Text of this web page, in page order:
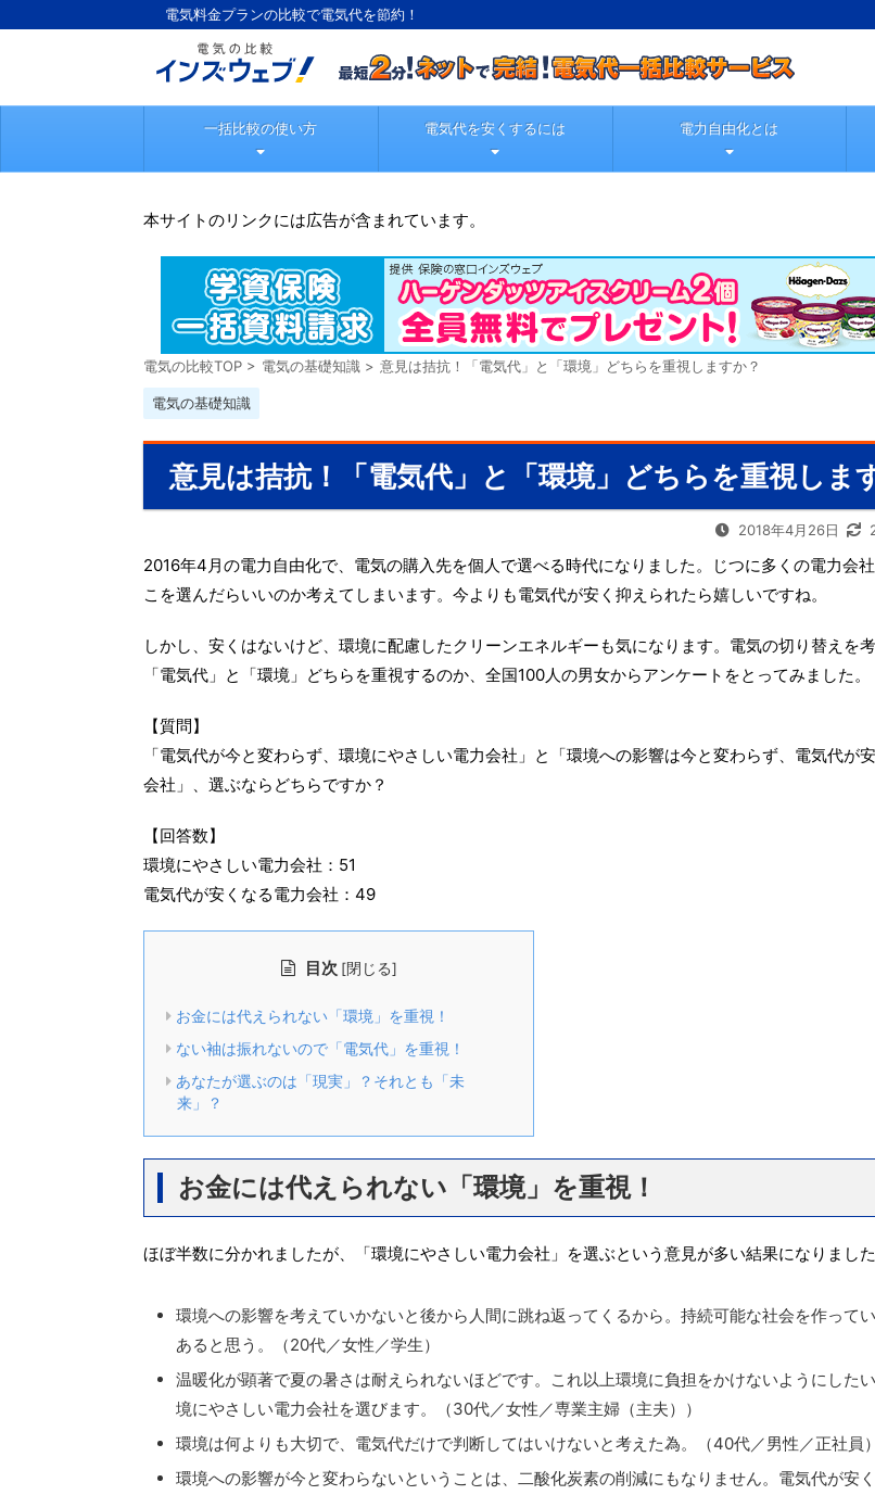
電気料金プランの比較で電気代を節約！
一括比較の使い方 電気代を安くするには 電力自由化とは
本サイトのリンクには広告が含まれています。
電気の比較TOP > 電気の基礎知識 > 意見は拮抗！「電気代」と「環境」どちらを重視しますか？
電気の基礎知識
意見は拮抗！「電気代」と「環境」どちらを重視しま
2018年4月26日
2016年4月の電力自由化で、電気の購入先を個人で選べる時代になりました。じつに多くの電力会
こを選んだらいいのか考えてしまいます。今よりも電気代が安く抑えられたら嬉しいですね。
しかし、安くはないけど、環境に配慮したクリーンエネルギーも気になります。電気の切り替えを考
「電気代」と「環境」どちらを重視するのか、全国100人の男女からアンケートをとってみました。
【質問】
「電気代が今と変わらず、環境にやさしい電力会社」と「環境への影響は今と変わらず、電気代が
会社」、選ぶならどちらですか？
【回答数】
環境にやさしい電力会社：51
電気代が安くなる電力会社：49
目次 [閉じる]
お金には代えられない「環境」を重視！
ない袖は振れないので「電気代」を重視！
あなたが選ぶのは「現実」？それとも「未
来」？
お金には代えられない「環境」を重視！
ほぼ半数に分かれましたが、「環境にやさしい電力会社」を選ぶという意見が多い結果になりました
環境への影響を考えていかないと後から人間に跳ね返ってくるから。持続可能な社会を作って
あると思う。（20代／女性／学生）
温暖化が顕著で夏の暑さは耐えられないほどです。これ以上環境に負担をかけないようにした
境にやさしい電力会社を選びます。（30代／女性／専業主婦（主夫））
環境は何よりも大切で、電気代だけで判断してはいけないと考えた為。（40代／男性／正社員）
環境への影響が今と変わらないということは、二酸化炭素の削減にもなりません。電気代が安